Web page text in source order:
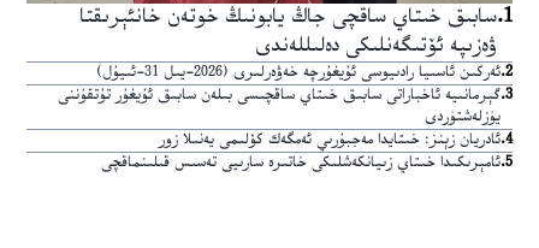
1
.سابىق خىتاي ساقچى جاڭ يابونىڭ خوتەن خانئېرىقتا
ۋەزىپە ئۆتىگەنلىكى دەلىللەندى
2
.ئەركىن ئاسىيا رادىيوسى ئۇيغۇرچە خەۋەرلىرى (2026-يىل 31-ئىيۇل)
3
.گېرمانىيە ئاخباراتى سابىق خىتاي ساقچىسى بىلەن سابىق ئۇيغۇر تۇتقۇننى
يۈزلەشتۈردى
4
.ئادريان زېنز: خىتايدا مەجبۇرىي ئەمگەك كۆلىمى يەنىلا زور
5
.ئامېرىكىدا خىتاي زىيانكەشلىكى خاتىرە سارىيى تەسىس قىلىنماقچى